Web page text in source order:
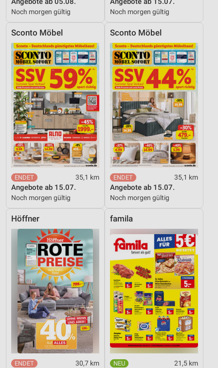
Noch morgen gültig Noch morgen gültig
Sconto Möbel
35,1 km
Angebote ab 15.07.
Noch morgen gültig
Sconto Möbel
35,1 km
Angebote ab 15.07.
Noch morgen gültig
Höffner
30,7 km
famila
21,5 km